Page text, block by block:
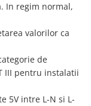
In regim normal,
valorilor ca
de
III pentru instalatii
5V intre L-N si L-